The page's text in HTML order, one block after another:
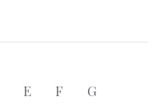
E F G